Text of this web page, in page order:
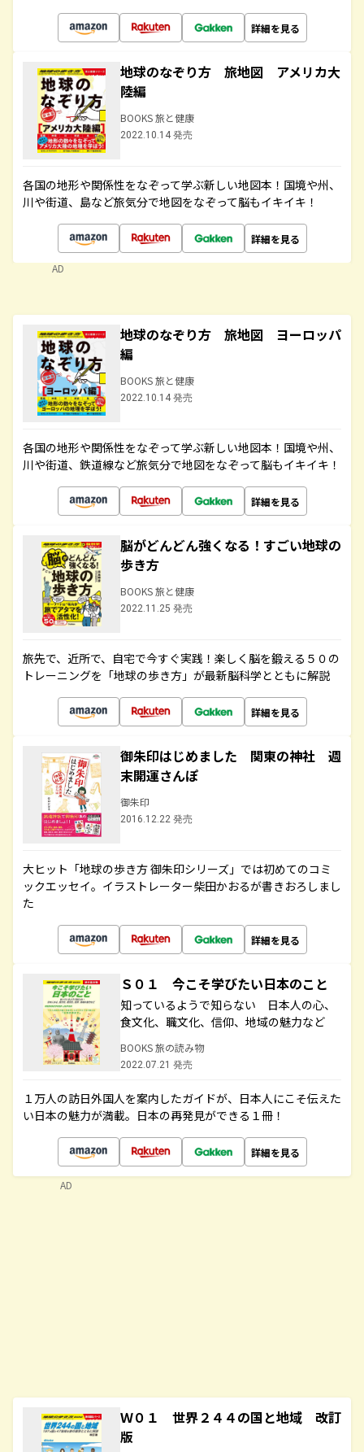
詳細を見る
地球のなぞり方 旅地図 アメリカ大
陸編
BOOKS 旅と健康
2022.10.14 発売
各国の地形や関係性をなぞって学ぶ新しい地図本！国境や州、
川や街道、島など旅気分で地図をなぞって脳もイキイキ！
詳細を見る
AD
地球のなぞり方 旅地図 ヨーロッパ
編
BOOKS 旅と健康
2022.10.14 発売
各国の地形や関係性をなぞって学ぶ新しい地図本！国境や州、
川や街道、鉄道線など旅気分で地図をなぞって脳もイキイキ！
詳細を見る
脳がどんどん強くなる！すごい地球の
歩き方
BOOKS 旅と健康
2022.11.25 発売
旅先で、近所で、自宅で今すぐ実践！楽しく脳を鍛える５０の
トレーニングを「地球の歩き方」が最新脳科学とともに解説
詳細を見る
御朱印はじめました 関東の神社 週
末開運さんぽ
御朱印
2016.12.22 発売
大ヒット「地球の歩き方 御朱印シリーズ」では初めてのコミ
ックエッセイ。イラストレーター柴田かおるが書きおろしまし
た
詳細を見る
Ｓ０１ 今こそ学びたい日本のこと
知っているようで知らない 日本人の心、
食文化、職文化、信仰、地域の魅力など
BOOKS 旅の読み物
2022.07.21 発売
１万人の訪日外国人を案内したガイドが、日本人にこそ伝えた
い日本の魅力が満載。日本の再発見ができる１冊！
詳細を見る
Ｗ０１ 世界２４４の国と地域 改訂
版
AD